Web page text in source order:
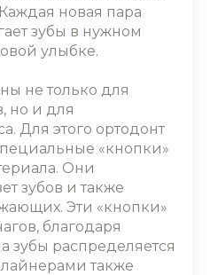
новая пара
зубы в нужном
улыбке.
не только для
, но и для
Для этого ортодонт
«кнопки»‎
Они
зубов и также
Эти «кнопки»‎
благодаря
зубы распределяется
также